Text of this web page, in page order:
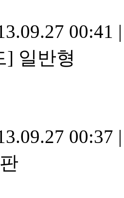
00:41 |
] 일반형
00:37 |